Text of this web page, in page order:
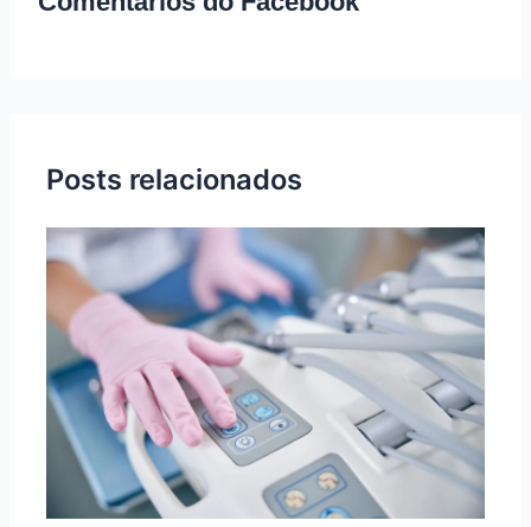
Posts relacionados